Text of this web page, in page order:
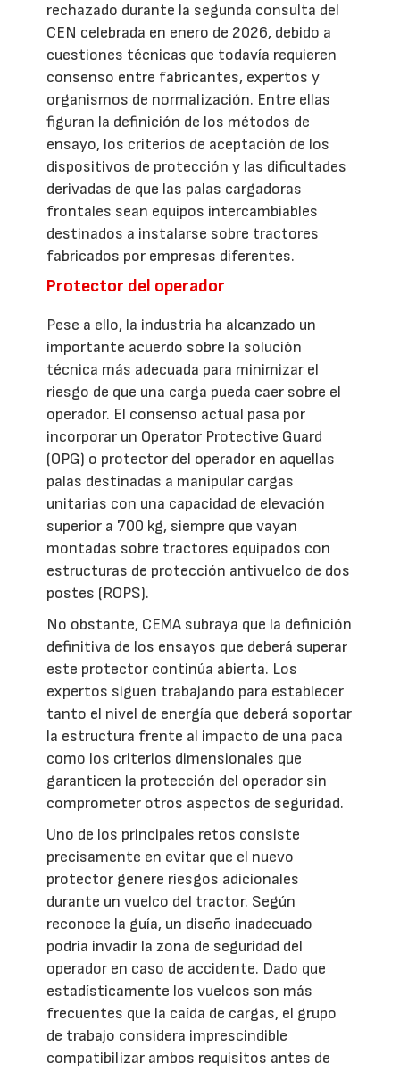
rechazado durante la segunda consulta del
CEN celebrada en enero de 2026, debido a
cuestiones técnicas que todavía requieren
consenso entre fabricantes, expertos y
organismos de normalización. Entre ellas
figuran la definición de los métodos de
ensayo, los criterios de aceptación de los
dispositivos de protección y las dificultades
derivadas de que las palas cargadoras
frontales sean equipos intercambiables
destinados a instalarse sobre tractores
fabricados por empresas diferentes.
Protector del operador
Pese a ello, la industria ha alcanzado un
importante acuerdo sobre la solución
técnica más adecuada para minimizar el
riesgo de que una carga pueda caer sobre el
operador. El consenso actual pasa por
incorporar un Operator Protective Guard
(OPG) o protector del operador en aquellas
palas destinadas a manipular cargas
unitarias con una capacidad de elevación
superior a 700 kg, siempre que vayan
montadas sobre tractores equipados con
estructuras de protección antivuelco de dos
postes (ROPS).
No obstante, CEMA subraya que la definición
definitiva de los ensayos que deberá superar
este protector continúa abierta. Los
expertos siguen trabajando para establecer
tanto el nivel de energía que deberá soportar
la estructura frente al impacto de una paca
como los criterios dimensionales que
garanticen la protección del operador sin
comprometer otros aspectos de seguridad.
Uno de los principales retos consiste
precisamente en evitar que el nuevo
protector genere riesgos adicionales
durante un vuelco del tractor. Según
reconoce la guía, un diseño inadecuado
podría invadir la zona de seguridad del
operador en caso de accidente. Dado que
estadísticamente los vuelcos son más
frecuentes que la caída de cargas, el grupo
de trabajo considera imprescindible
compatibilizar ambos requisitos antes de